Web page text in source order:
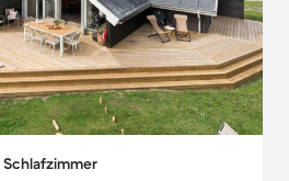
Schlafzimmer